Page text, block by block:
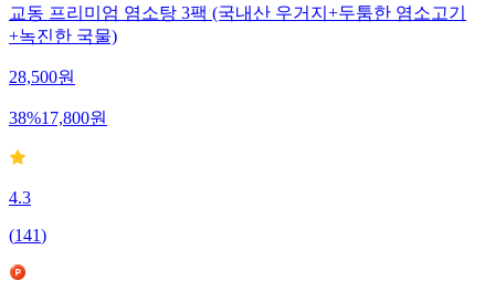
교동 프리미엄 염소탕 3팩 (국내산 우거지+두툼한 염소고기
+녹진한 국물)
28,500원
38%17,800원
4.3
(141)